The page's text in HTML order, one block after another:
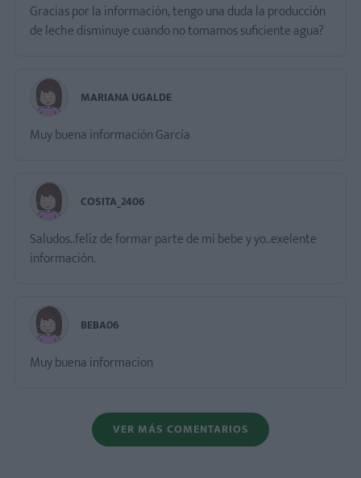
Gracias por la información, tengo una duda la producción
de leche disminuye cuando no tomamos suficiente agua?
MARIANA UGALDE
Muy buena información García
COSITA_2406
Saludos..feliz de formar parte de mi bebe y yo..exelente
información.
BEBA06
Muy buena informacion
VER MÁS COMENTARIOS